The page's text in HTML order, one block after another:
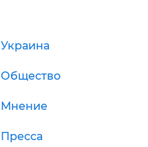
Украина
Общество
Мнение
Пресса